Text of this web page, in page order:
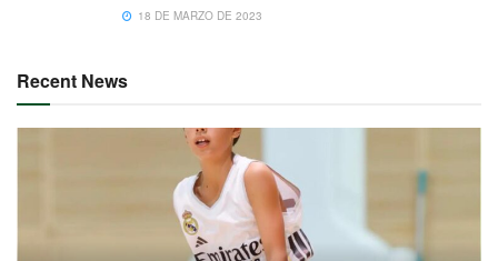
18 DE MARZO DE 2023
Recent News